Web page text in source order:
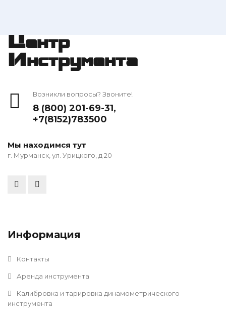
Центр
Инструмента
Возникли вопросы? Звоните!
8 (800) 201-69-31,
+7(8152)783500
Мы находимся тут
г. Мурманск, ул. Урицкого, д 20
Информация
Контакты
Аренда инструмента
Калибровка и тарировка динамометрического
инструмента